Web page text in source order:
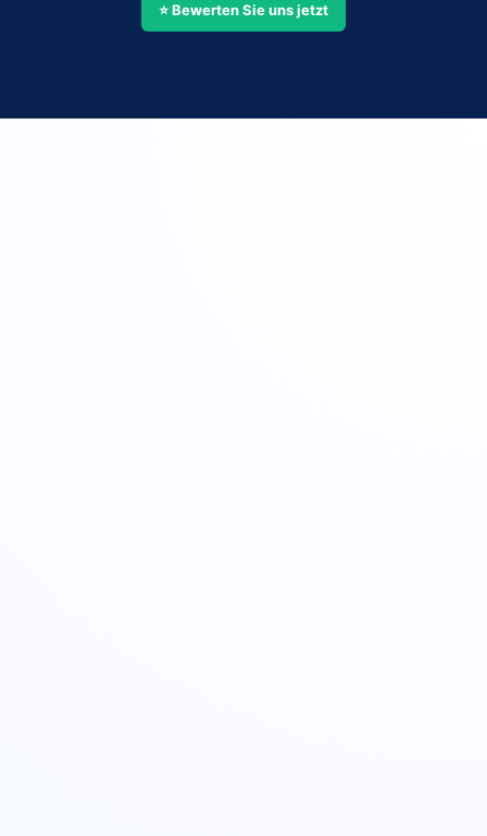
⭐ Bewerten Sie uns jetzt